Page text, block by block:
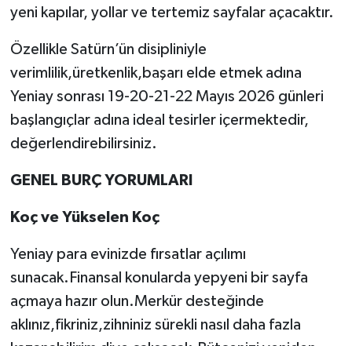
yeni kapılar, yollar ve tertemiz sayfalar açacaktır.
Özellikle Satürn’ün disipliniyle
verimlilik,üretkenlik,başarı elde etmek adına
Yeniay sonrası 19-20-21-22 Mayıs 2026 günleri
başlangıçlar adına ideal tesirler içermektedir,
değerlendirebilirsiniz.
GENEL BURÇ YORUMLARI
Koç ve Yükselen Koç
Yeniay para evinizde fırsatlar açılımı
sunacak.Finansal konularda yepyeni bir sayfa
açmaya hazır olun.Merkür desteğinde
aklınız,fikriniz,zihniniz sürekli nasıl daha fazla